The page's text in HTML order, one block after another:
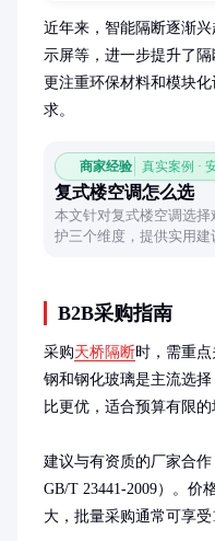
近年来，智能隔断逐渐
示屏等，进一步提升了
更注重环保材料和模块
求。
商家经验 真实案例 ·
复式楼空调怎么选
本文针对复式楼空调选
护三个维度，提供实用
B2B采购指南
采购天桥隔断时，需重
钢和钢化玻璃是主流选
比更优，适合预算有限的
建议与有资质的厂家合
GB/T 23441-2009）。价
大，批量采购通常可享受